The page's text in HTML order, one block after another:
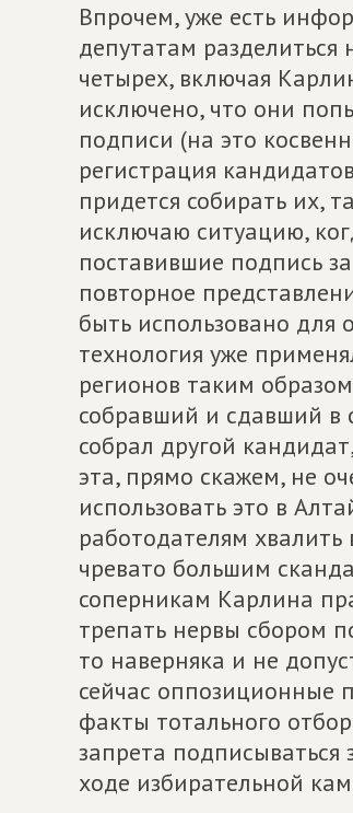
Впрочем, уже есть
депутатам
четырех, включая
исключено, что они
подписи (на это
регистрация
придется собирать их,
исключаю ситуацию,
поставившие подпись
повторное
быть использовано для
технология уже
регионов таким
собравший и сдавший в
собрал другой
эта, прямо скажем, не
использовать это в
работодателям
чревато большим
соперникам Карлина
трепать нервы сбором
то наверняка и не
сейчас оппозиционные
факты тотального
запрета
ходе избирательной